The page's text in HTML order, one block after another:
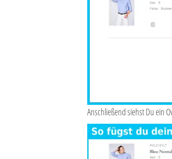
Anschließend siehst Du ein